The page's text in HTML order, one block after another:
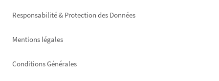
Responsabilité & Protection des Données
Mentions légales
Conditions Générales